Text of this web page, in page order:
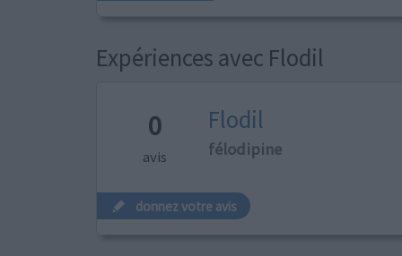
Expériences avec Flodil
0
avis
Flodil
félodipine
donnez votre avis